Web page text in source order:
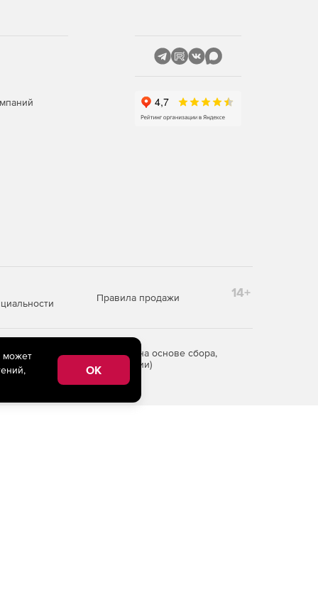
Правила продажи 14+
информации на основе сбора,
Российской Федерации)
может
OK